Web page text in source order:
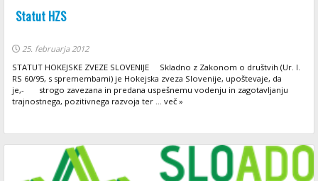
Statut HZS
25. februarja 2012
STATUT HOKEJSKE ZVEZE SLOVENIJE Skladno z Zakonom o društvih (Ur. l.
RS 60/95, s spremembami) je Hokejska zveza Slovenije, upoštevaje, da
je,- strogo zavezana in predana uspešnemu vodenju in zagotavljanju
trajnostnega, pozitivnega razvoja ter ... več »